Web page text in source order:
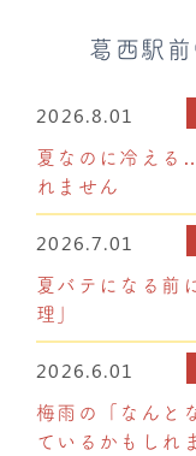
葛西駅
2026.8.01
夏なのに冷える
れません
2026.7.01
夏バテになる前
理」
2026.6.01
梅雨の「なんと
ているかもしれ